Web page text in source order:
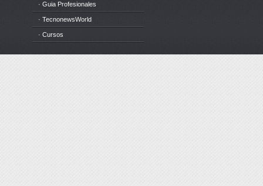
· Guia Profesionales
· TecnonewsWorld
· Cursos